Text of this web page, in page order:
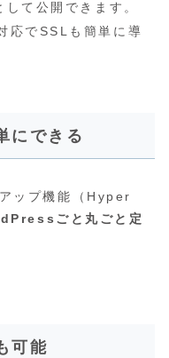
して公開できます。
でSSLも簡単に導
にできる
ップ機能（Hyper
ごと丸ごと定
可能